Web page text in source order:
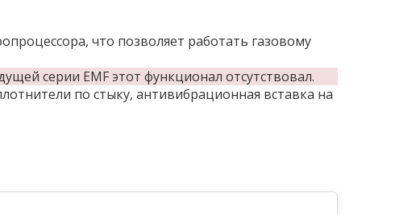
что позволяет работать газовому
серии EMF этот функционал отсутствовал.
по стыку, антивибрационная вставка на